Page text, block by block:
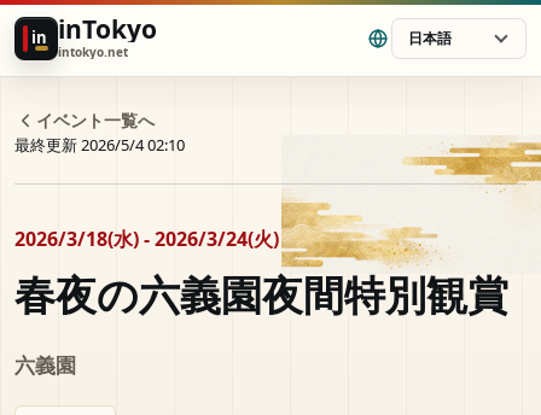
in inTokyo
intokyo.net
日本語
イベント一覧へ
最終更新 2026/5/4 02:10
2026/3/18(水) - 2026/3/24(火)
春夜の六義園夜間特別観賞
六義園